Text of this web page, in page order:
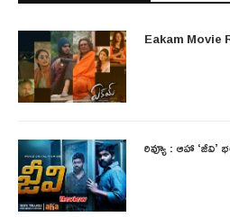
Eakam Movie
రివ్యూ : ఆహా ‘జీవి’